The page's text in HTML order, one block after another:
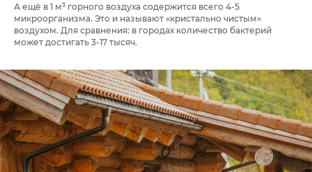
А ещё в 1 м³ горного воздуха содержится всего 4-5
микроорганизма. Это и называют «кристально чистым»
воздухом. Для сравнения: в городах количество бактерий
может достигать 3-17 тысяч.